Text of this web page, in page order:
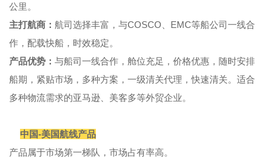
公里。
主打航商： 航司选择丰富，与COSCO、EMC等船公司一线合
作，配载快船，时效稳定。
产品优势： 与船司一线合作，舱位充足，价格优惠，随时安排
船期，紧贴市场，多种方案，一级清关代理，快速清关。适合
多种物流需求的亚马逊、美客多等外贸企业。
中国-美国航线产品
产品属于市场第一梯队，市场占有率高。